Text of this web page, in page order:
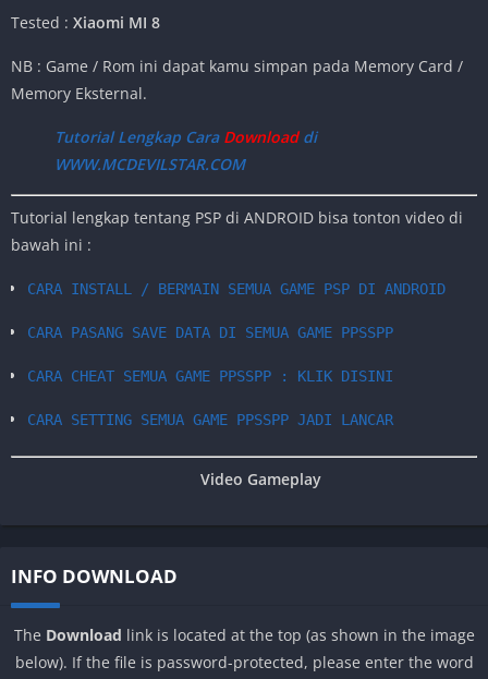
Tested : Xiaomi MI 8
NB : Game / Rom ini dapat kamu simpan pada Memory Card /
Memory Eksternal.
Tutorial Lengkap CaraDownloaddi
WWW.MCDEVILSTAR.COM
Tutorial lengkap tentang PSP di ANDROID bisa tonton video di
bawah ini :
CARA INSTALL / BERMAIN SEMUA GAME PSP DI ANDROID
CARA PASANG SAVE DATA DI SEMUA GAME PPSSPP
CARA CHEAT SEMUA GAME PPSSPP : KLIK DISINI
CARA SETTING SEMUA GAME PPSSPP JADI LANCAR
Video Gameplay
INFO DOWNLOAD
The Download link is located at the top (as shown in the image
below). If the file is password-protected, please enter the word